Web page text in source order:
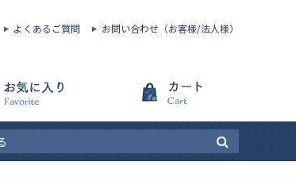
よくあるご質問 お問い合わせ（お客様/法人様）